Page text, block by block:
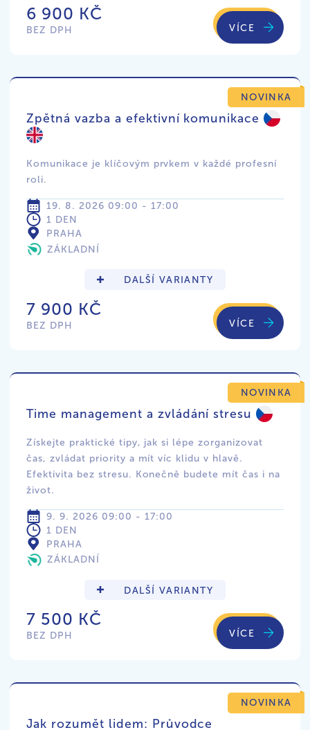
6 900 KČ
BEZ DPH VÍCE
Zpětná vazba a efektivní komunikace
Komunikace je klíčovým prvkem v každé profesní
roli.
19. 8. 2026 09:00 - 17:00
1 DEN
PRAHA
ZÁKLADNÍ
DALŠÍ VARIANTY
NOVINKA
7 900 KČ
BEZ DPH VÍCE
Time management a zvládání stresu
Získejte praktické tipy, jak si lépe zorganizovat
čas, zvládat priority a mít víc klidu v hlavě.
Efektivita bez stresu. Konečně budete mít čas i na
život.
9. 9. 2026 09:00 - 17:00
1 DEN
PRAHA
ZÁKLADNÍ
DALŠÍ VARIANTY
NOVINKA
7 500 KČ
BEZ DPH VÍCE
Jak rozumět lidem: Průvodce
NOVINKA